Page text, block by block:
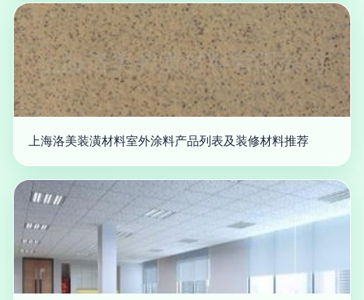
上海洛美装潢材料室外涂料产品列表及装修材料推荐